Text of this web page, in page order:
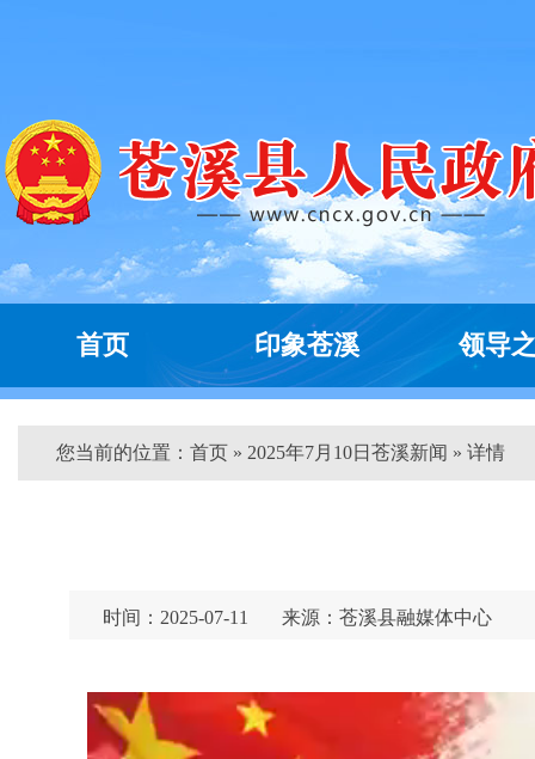
首页 印象苍溪 领导
您当前的位置： 首页 » 2025年7月10日苍溪新闻 » 详情
时间：2025-07-11 来源：苍溪县融媒体中心